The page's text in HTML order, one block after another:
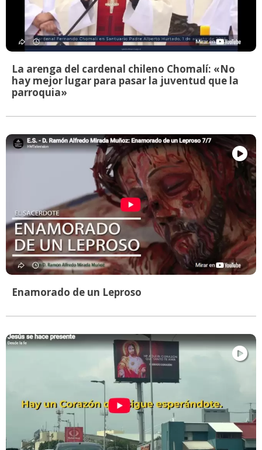
La arenga del cardenal chileno Chomalí: «No
hay mejor lugar para pasar la juventud que la
parroquia»
Enamorado de un Leproso